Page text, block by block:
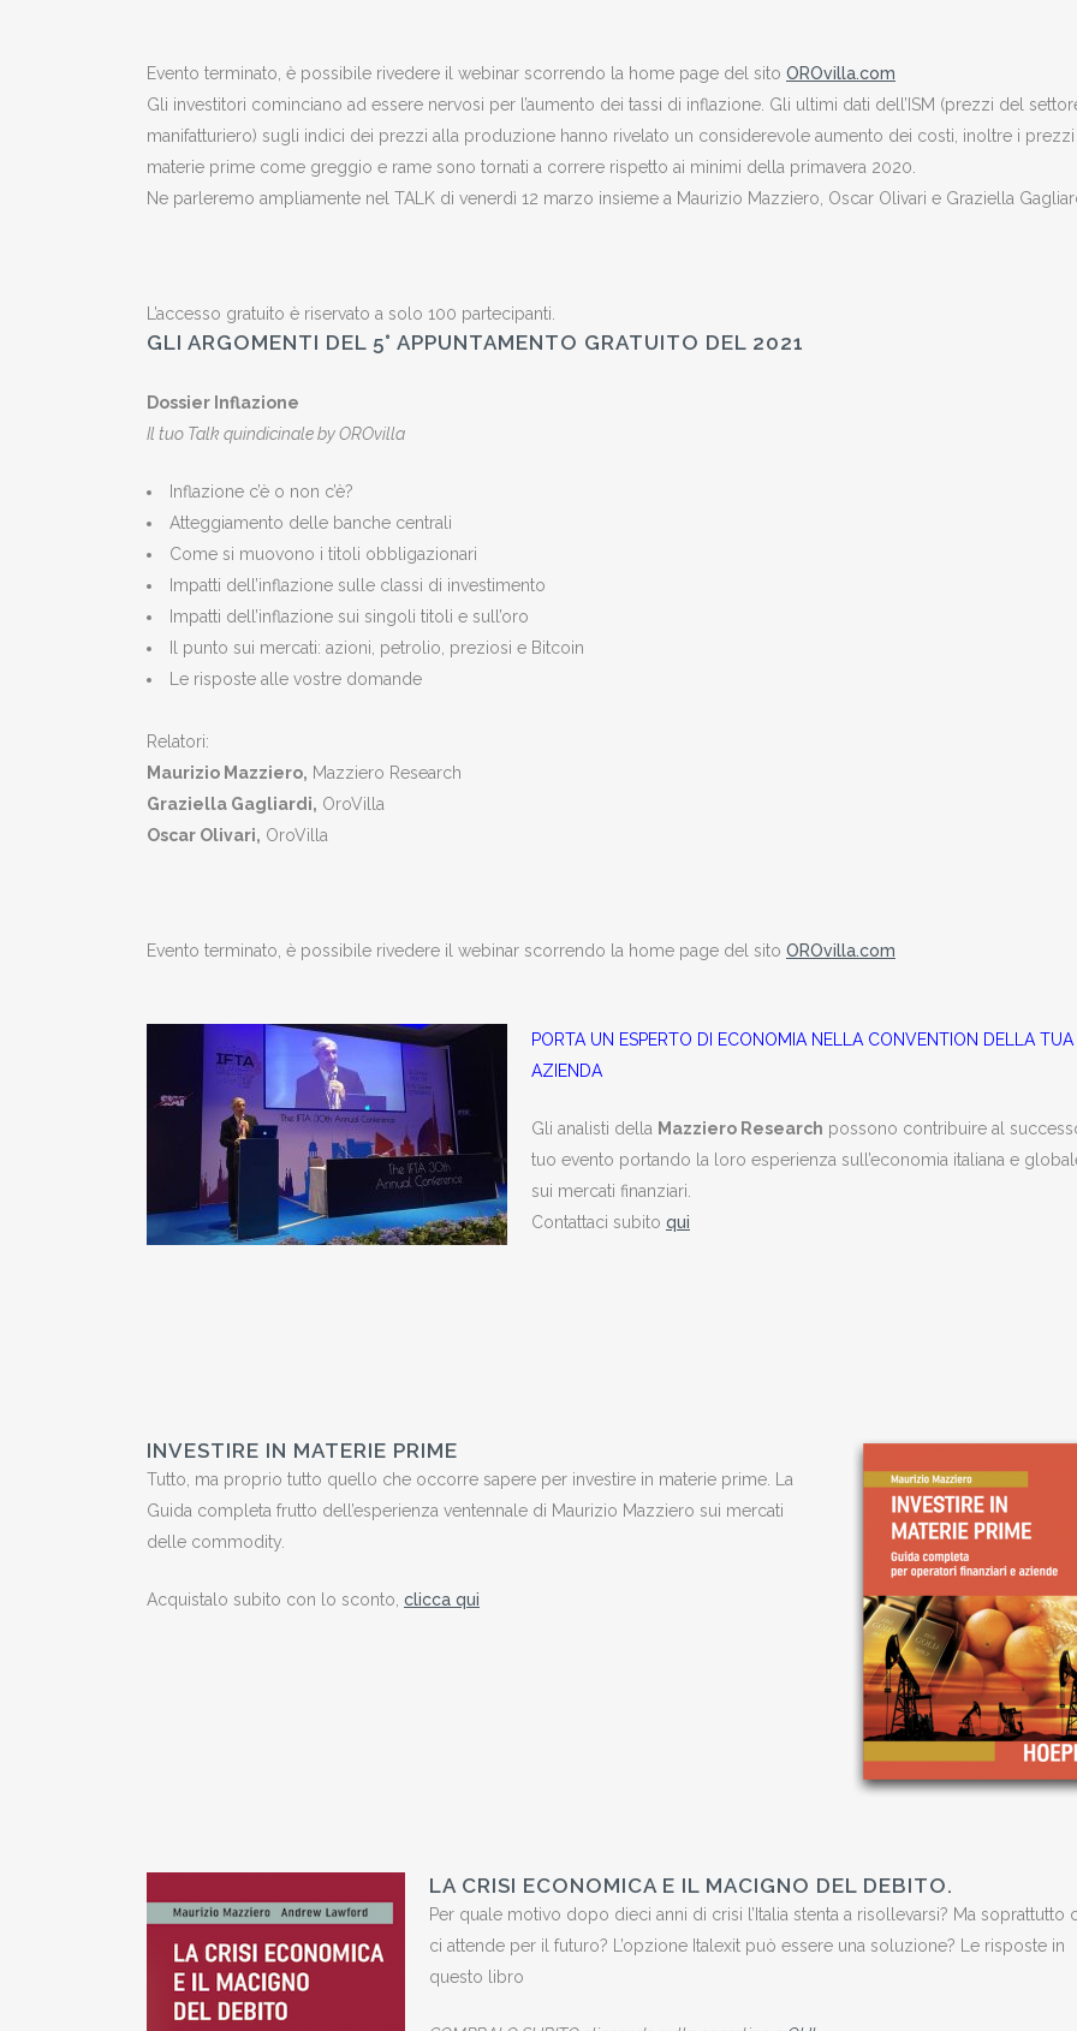
Evento terminato, è possibile rivedere il webinar scorrendo la home page del sito OROvilla.com
Gli investitori cominciano ad essere nervosi per l’aumento dei tassi di inflazione. Gli ultimi dati dell’ISM (prezzi del
manifatturiero) sugli indici dei prezzi alla produzione hanno rivelato un considerevole aumento dei costi, inoltre i
materie prime come greggio e rame sono tornati a correre rispetto ai minimi della primavera 2020.
Ne parleremo ampliamente nel TALK di venerdì 12 marzo insieme a Maurizio Mazziero, Oscar Olivari e Graziella
L’accesso gratuito è riservato a solo 100 partecipanti.
GLI ARGOMENTI DEL 5° APPUNTAMENTO GRATUITO DEL 2021
Dossier Inflazione
Il tuo Talk quindicinale by OROvilla
Inflazione c’è o non c’è?
Atteggiamento delle banche centrali
Come si muovono i titoli obbligazionari
Impatti dell’inflazione sulle classi di investimento
Impatti dell’inflazione sui singoli titoli e sull’oro
Il punto sui mercati: azioni, petrolio, preziosi e Bitcoin
Le risposte alle vostre domande
Relatori:
Maurizio Mazziero, Mazziero Research
Graziella Gagliardi, OroVilla
Oscar Olivari, OroVilla
Evento terminato, è possibile rivedere il webinar scorrendo la home page del sito OROvilla.com
PORTA UN ESPERTO DI ECONOMIA NELLA CONVENTION DELLA TUA
AZIENDA
Gli analisti della Mazziero Research possono contribuire al
tuo evento portando la loro esperienza sull’economia italiana e
sui mercati finanziari.
Contattaci subito qui
INVESTIRE IN MATERIE PRIME
Tutto, ma proprio tutto quello che occorre sapere per investire in materie prime. La
Guida completa frutto dell’esperienza ventennale di Maurizio Mazziero sui mercati
delle commodity.
Acquistalo subito con lo sconto, clicca qui
LA CRISI ECONOMICA E IL MACIGNO DEL DEBITO.
Per quale motivo dopo dieci anni di crisi l’Italia stenta a risollevarsi? Ma soprattutto
ci attende per il futuro? L’opzione Italexit può essere una soluzione? Le risposte in
questo libro